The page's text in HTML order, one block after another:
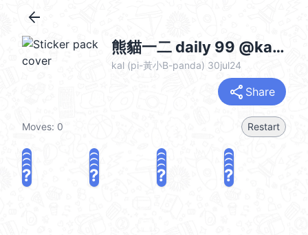
arrow_back
熊貓一二 daily 99 @kal_pc
kal (pi-黃小B-panda) 30jul24
share Share
Moves: 0 Restart
? ? ? ?
? ? ? ?
? ? ? ?
? ? ? ?